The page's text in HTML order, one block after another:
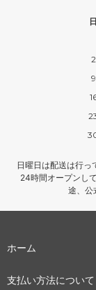
日
2
9
日曜日は配送は行っ
24時間オープンし
途、公
ホーム
支払い方法について